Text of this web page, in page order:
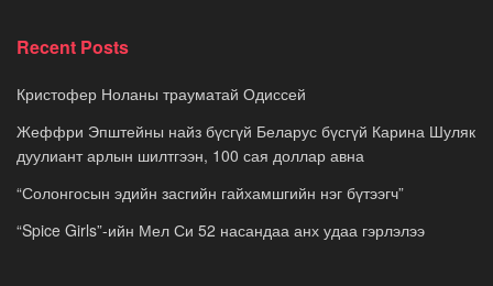
Recent Posts
Кристофер Ноланы трауматай Одиссей
Жеффри Эпштейны найз бүсгүй Беларус бүсгүй Карина Шуляк
дуулиант арлын шилтгээн, 100 сая доллар авна
“Солонгосын эдийн засгийн гайхамшгийн нэг бүтээгч”
“Spice Girls”-ийн Мел Си 52 насандаа анх удаа гэрлэлээ